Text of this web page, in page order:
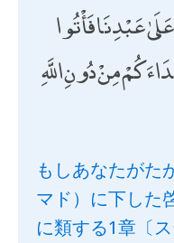
عَبْدِنَا فَأْتُوا
مِنْ دُونِ اللَّهِ
もしあなたがた
マド）に下した
に類する1章〔